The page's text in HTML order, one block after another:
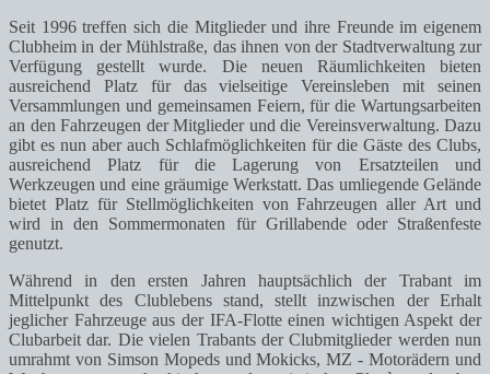
Seit 1996 treffen sich die Mitglieder und ihre Freunde im eigenem
Clubheim in der Mühlstraße, das ihnen von der Stadtverwaltung zur
Verfügung gestellt wurde. Die neuen Räumlichkeiten bieten
ausreichend Platz für das vielseitige Vereinsleben mit seinen
Versammlungen und gemeinsamen Feiern, für die Wartungsarbeiten
an den Fahrzeugen der Mitglieder und die Vereinsverwaltung. Dazu
gibt es nun aber auch Schlafmöglichkeiten für die Gäste des Clubs,
ausreichend Platz für die Lagerung von Ersatzteilen und
Werkzeugen und eine gräumige Werkstatt. Das umliegende Gelände
bietet Platz für Stellmöglichkeiten von Fahrzeugen aller Art und
wird in den Sommermonaten für Grillabende oder Straßenfeste
genutzt.
Während in den ersten Jahren hauptsächlich der Trabant im
Mittelpunkt des Clublebens stand, stellt inzwischen der Erhalt
jeglicher Fahrzeuge aus der IFA-Flotte einen wichtigen Aspekt der
Clubarbeit dar. Die vielen Trabants der Clubmitglieder werden nun
umrahmt von Simson Mopeds und Mokicks, MZ - Motorädern und